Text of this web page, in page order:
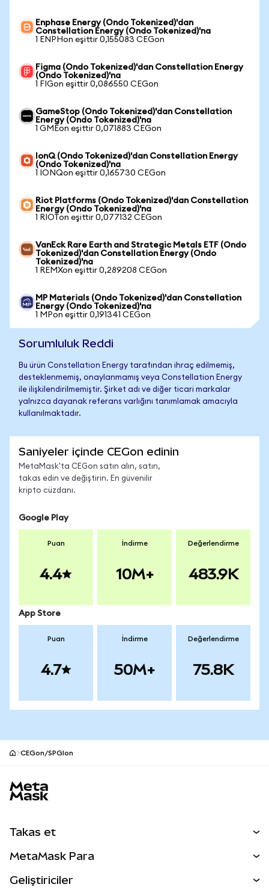
Enphase Energy (Ondo Tokenized)'dan
Constellation Energy (Ondo Tokenized)'na
1 ENPHon eşittir 0,155083 CEGon
Figma (Ondo Tokenized)'dan Constellation Energy
(Ondo Tokenized)'na
1 FIGon eşittir 0,086550 CEGon
GameStop (Ondo Tokenized)'dan Constellation
Energy (Ondo Tokenized)'na
1 GMEon eşittir 0,071883 CEGon
IonQ (Ondo Tokenized)'dan Constellation Energy
(Ondo Tokenized)'na
1 IONQon eşittir 0,165730 CEGon
Riot Platforms (Ondo Tokenized)'dan Constellation
Energy (Ondo Tokenized)'na
1 RIOTon eşittir 0,077132 CEGon
VanEck Rare Earth and Strategic Metals ETF (Ondo
Tokenized)'dan Constellation Energy (Ondo
Tokenized)'na
1 REMXon eşittir 0,289208 CEGon
MP Materials (Ondo Tokenized)'dan Constellation
Energy (Ondo Tokenized)'na
1 MPon eşittir 0,191341 CEGon
Sorumluluk Reddi
Bu ürün Constellation Energy tarafından ihraç edilmemiş,
desteklenmemiş, onaylanmamış veya Constellation Energy
ile ilişkilendirilmemiştir. Şirket adı ve diğer ticari markalar
yalnızca dayanak referans varlığını tanımlamak amacıyla
kullanılmaktadır.
Saniyeler içinde CEGon edinin
MetaMask'ta CEGon satın alın, satın,
takas edin ve değiştirin. En güvenilir
kripto cüzdanı.
Google Play
Puan
4.4
İndirme
10M+
Değerlendirme
483.9K
App Store
Puan
4.7
İndirme
50M+
Değerlendirme
75.8K
CEGon/SPGIon
Takas et
Perps
MetaMask Para
Geliştiriciler